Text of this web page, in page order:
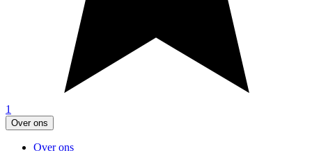
1
Over ons
Over ons